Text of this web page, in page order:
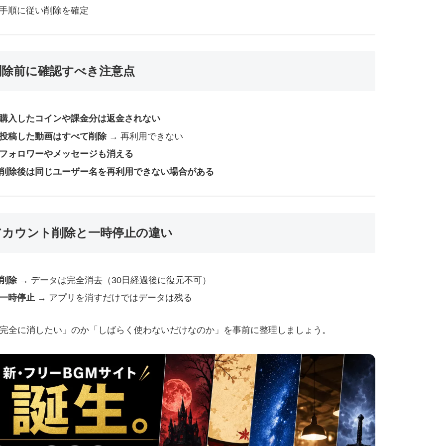
順に従い削除を確定
前に確認すべき注意点
入したコインや課金分は返金されない
稿した動画はすべて削除→ 再利用できない
ォロワーやメッセージも消える
除後は同じユーザー名を再利用できない場合がある
ウント削除と一時停止の違い
除→ データは完全消去（30日経過後に復元不可）
時停止→ アプリを消すだけではデータは残る
全に消したい」のか「しばらく使わないだけなのか」を事前に整理しましょう。